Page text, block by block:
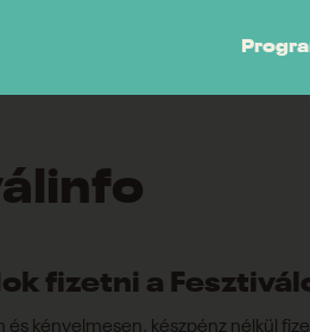
fizetni a
és kényelmesen, készpénz nélkül